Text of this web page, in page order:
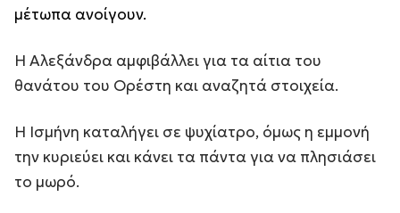
μέτωπα ανοίγουν.
Η Αλεξάνδρα αμφιβάλλει για τα αίτια του
θανάτου του Ορέστη και αναζητά στοιχεία.
Η Ισμήνη καταλήγει σε ψυχίατρο, όμως η εμμονή
την κυριεύει και κάνει τα πάντα για να πλησιάσει
το μωρό.